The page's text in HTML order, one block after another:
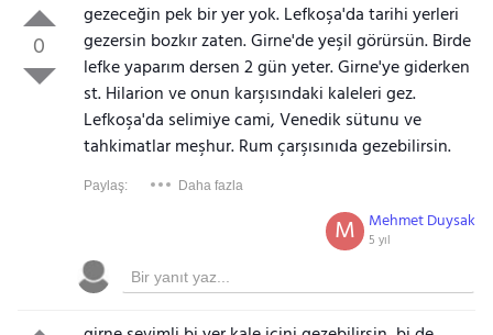
0
gezeceğin pek bir yer yok. Lefkoşa'da tarihi yerleri
gezersin bozkır zaten. Girne'de yeşil görürsün. Birde
lefke yaparım dersen 2 gün yeter. Girne'ye giderken
st. Hilarion ve onun karşısındaki kaleleri gez.
Lefkoşa'da selimiye cami, Venedik sütunu ve
tahkimatlar meşhur. Rum çarşısınıda gezebilirsin.
Paylaş: Daha fazla
Mehmet Duysak
5 yıl
M